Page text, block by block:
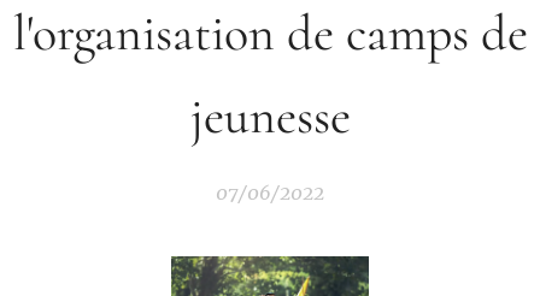
l'organisation de camps de
jeunesse
07/06/2022